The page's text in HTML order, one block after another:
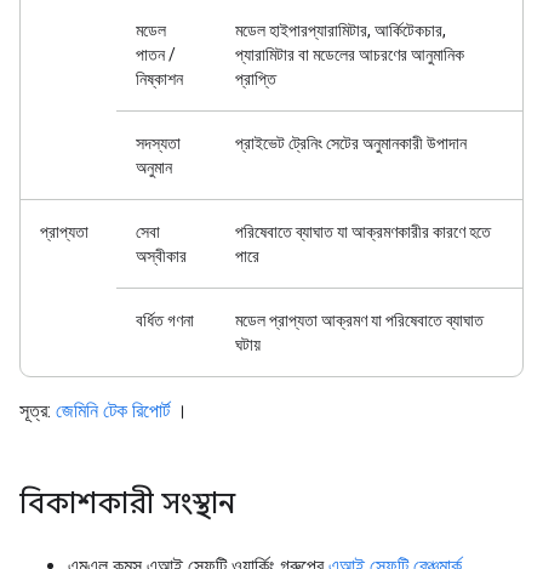
মডেল
পাতন /
নিষ্কাশন
মডেল হাইপারপ্যারামিটার, আর্কিটেকচার,
প্যারামিটার বা মডেলের আচরণের আনুমানিক
প্রাপ্তি
সদস্যতা
অনুমান
প্রাইভেট ট্রেনিং সেটের অনুমানকারী উপাদান
প্রাপ্যতা
সেবা
অস্বীকার
পরিষেবাতে ব্যাঘাত যা আক্রমণকারীর কারণে হতে
পারে
বর্ধিত গণনা
মডেল প্রাপ্যতা আক্রমণ যা পরিষেবাতে ব্যাঘাত
ঘটায়
সূত্র: জেমিনি টেক রিপোর্ট।
বিকাশকারী সংস্থান